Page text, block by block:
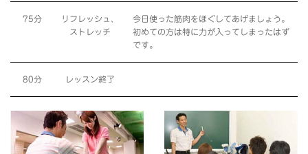
75分
リフレッシュ、
ストレッチ
今日使った筋肉をほぐしてあげましょう。
初めての方は特に力が入ってしまったはず
です。
80分 レッスン終了